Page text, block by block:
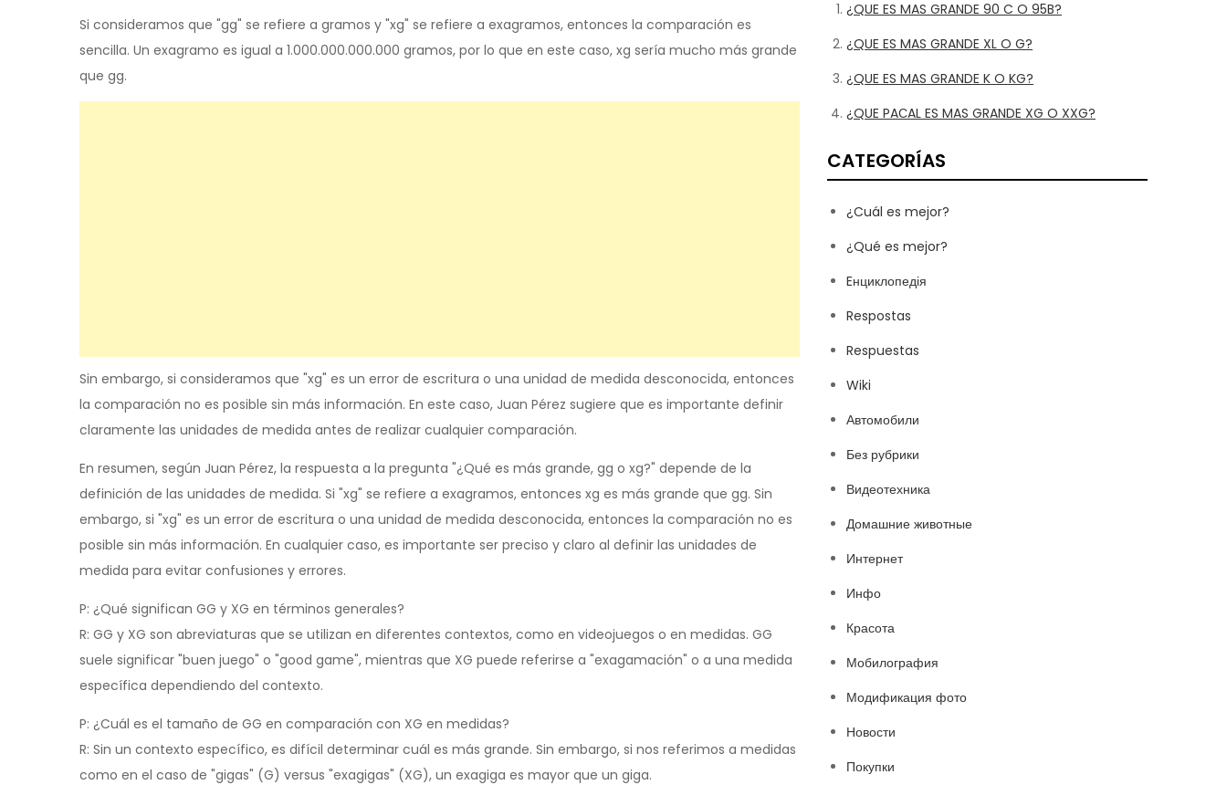
Si consideramos que "gg" se refiere a gramos y "xg" se refiere a exagramos, entonces la comparación es
sencilla. Un exagramo es igual a 1.000.000.000.000 gramos, por lo que en este caso, xg sería mucho más grande
que gg.
Sin embargo, si consideramos que "xg" es un error de escritura o una unidad de medida desconocida, entonces
la comparación no es posible sin más información. En este caso, Juan Pérez sugiere que es importante definir
claramente las unidades de medida antes de realizar cualquier comparación.
En resumen, según Juan Pérez, la respuesta a la pregunta "¿Qué es más grande, gg o xg?" depende de la
definición de las unidades de medida. Si "xg" se refiere a exagramos, entonces xg es más grande que gg. Sin
embargo, si "xg" es un error de escritura o una unidad de medida desconocida, entonces la comparación no es
posible sin más información. En cualquier caso, es importante ser preciso y claro al definir las unidades de
medida para evitar confusiones y errores.
P: ¿Qué significan GG y XG en términos generales?
R: GG y XG son abreviaturas que se utilizan en diferentes contextos, como en videojuegos o en medidas. GG
suele significar "buen juego" o "good game", mientras que XG puede referirse a "exagamación" o a una medida
específica dependiendo del contexto.
P: ¿Cuál es el tamaño de GG en comparación con XG en medidas?
R: Sin un contexto específico, es difícil determinar cuál es más grande. Sin embargo, si nos referimos a medidas
como en el caso de "gigas" (G) versus "exagigas" (XG), un exagiga es mayor que un giga.
¿QUE ES MAS GRANDE 90 C O 95B?
¿QUE ES MAS GRANDE XL O G?
¿QUE ES MAS GRANDE K O KG?
¿QUE PAСAL ES MAS GRANDE XG O XXG?
CATEGORÍAS
¿Cuál es mejor?
¿Qué es mejor?
Eнциклопедія
Respostas
Respuestas
Wiki
Автомобили
Без рубрики
Видеотехника
Домашние животные
Интернет
Инфо
Красота
Мобилография
Модификация фото
Новости
Покупки